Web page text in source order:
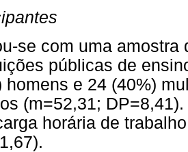
se com uma
públicas de
homens e 24 (40%)
(m=52,31;
horária de